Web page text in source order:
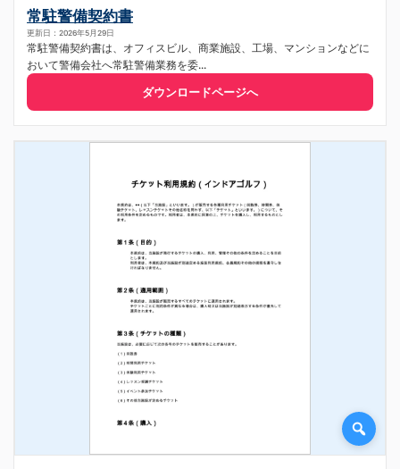
常駐警備契約書
更新日：2026年5月29日
常駐警備契約書は、オフィスビル、商業施設、工場、マンションなどに
おいて警備会社へ常駐警備業務を委...
ダウンロードページへ